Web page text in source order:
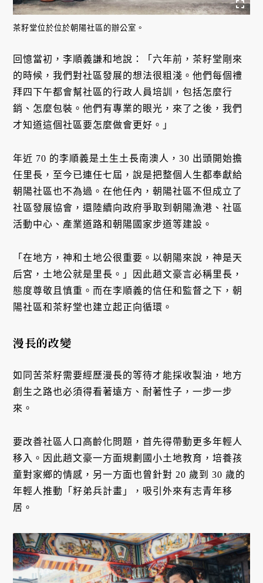
茶籽堂位於位於朝陽社區的辦公室。
回憶當初，李順義謙和地說：「六年前，茶籽堂剛來
的時候，我們對社區發展的想法很粗淺。他們每個禮
拜四下午都會幫社區的行政人員培訓，包括怎麼行
銷、怎麼包裝。他們有專業的眼光，來了之後，我們
才知道這個社區要怎麼做會更好。」
年近 70 的李順義是土生土長南澳人，30 出頭開始擔
任里長，至今已連任七屆，說是把整個人生都奉獻給
朝陽社區也不為過。在他任內，朝陽社區不但成立了
社區發展協會，還陸續向政府爭取到朝陽漁港、社區
活動中心、產業道路和朝陽國家步道等建設。
「在地方，神和土地公很重要。以朝陽來說，神是天
后宮，土地公就是里長。」因此趙文豪言必稱里長，
態度尊敬且慎重。而在李順義的信任和監督之下，朝
陽社區和茶籽堂也建立起正向循環。
漫長的改變
如同苦茶籽需要經歷漫長的等待才能採收製油，地方
創生之路也必須得看著遠方、耐著性子，一步一步
來。
要改善社區人口高齡化問題，首先得帶動更多年輕人
移入。因此趙文豪一方面規劃國小土地教育，培養孩
童對家鄉的情感，另一方面也曾針對 20 歲到 30 歲的
年輕人推動「籽弟兵計畫」，吸引外來有志青年移
居。